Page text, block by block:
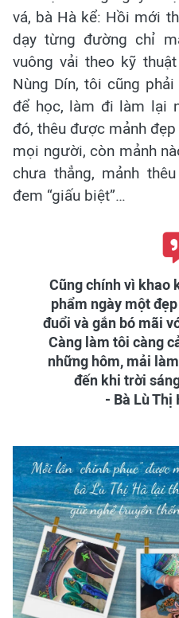
vá, bà Hà kể: Hồi mới
dạy từng đường chỉ
vuông vải theo kỹ
Nùng Dín, tôi cũng
để học, làm đi làm lại
đó, thêu được mảnh
mọi người, còn mảnh
chưa thẳng, mảnh
đem “giấu biệt”…
Cũng chính vì khao
phẩm ngày một
đuổi và gắn bó mãi
Càng làm tôi càng
những hôm, mải
đến khi trời
- Bà Lù Thị